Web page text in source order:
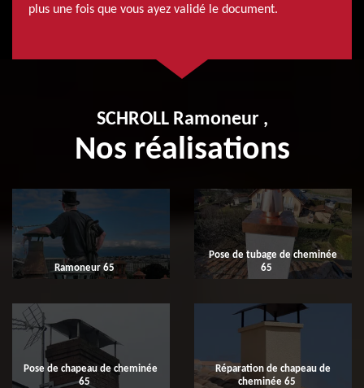
plus une fois que vous ayez validé le document.
SCHROLL Ramoneur ,
Nos réalisations
Ramoneur 65
Pose de tubage de cheminée
65
Pose de chapeau de cheminée
65
Réparation de chapeau de
cheminée 65